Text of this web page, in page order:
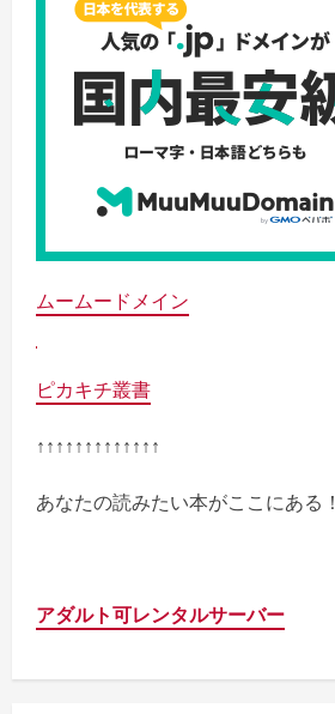
ムームードメイン
ピカキチ叢書
↑↑↑↑↑↑↑↑↑↑↑↑↑
あなたの読みたい本がここにある！
アダルト可レンタルサーバー